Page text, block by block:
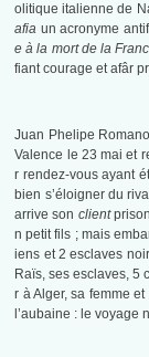
olitique italienne de
afia un acronyme
e à la mort de la
fiant courage et afâr
Juan Phelipe
Valence le 23 mai et
r rendez-vous ayant
bien s’éloigner du
arrive son client
n petit fils ; mais
iens et 2 esclaves
Raïs, ses esclaves, 5
r à Alger, sa femme
l’aubaine : le voyage